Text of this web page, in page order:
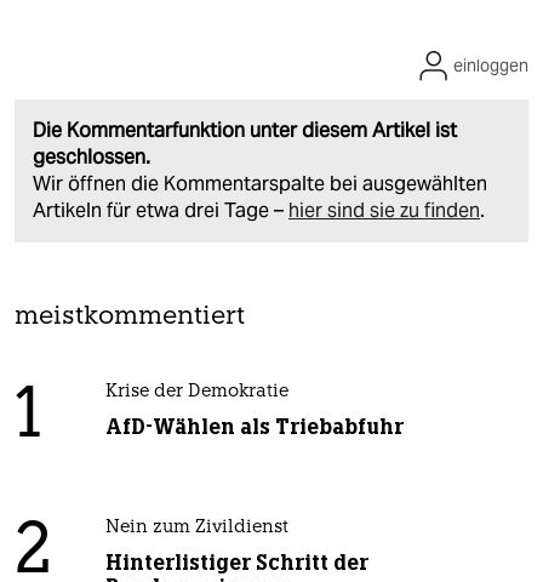
Die Kommentarfunktion unter diesem Artikel ist
geschlossen.
Wir öffnen die Kommentarspalte bei ausgewählten
Artikeln für etwa drei Tage – hier sind sie zu finden.
einloggen
meistkommentiert
1 Krise der Demokratie
AfD-Wählen als Triebabfuhr
2 Nein zum Zivildienst
Hinterlistiger Schritt der